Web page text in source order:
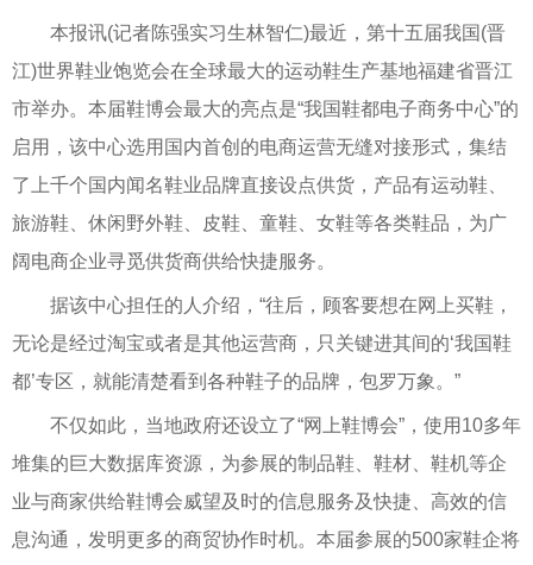
本报讯(记者陈强实习生林智仁)最近，第十五届我国(晋
江)世界鞋业饱览会在全球最大的运动鞋生产基地福建省晋江
市举办。本届鞋博会最大的亮点是“我国鞋都电子商务中心”的
启用，该中心选用国内首创的电商运营无缝对接形式，集结
了上千个国内闻名鞋业品牌直接设点供货，产品有运动鞋、
旅游鞋、休闲野外鞋、皮鞋、童鞋、女鞋等各类鞋品，为广
阔电商企业寻觅供货商供给快捷服务。
据该中心担任的人介绍，“往后，顾客要想在网上买鞋，
无论是经过淘宝或者是其他运营商，只关键进其间的‘我国鞋
都’专区，就能清楚看到各种鞋子的品牌，包罗万象。”
不仅如此，当地政府还设立了“网上鞋博会”，使用10多年
堆集的巨大数据库资源，为参展的制品鞋、鞋材、鞋机等企
业与商家供给鞋博会威望及时的信息服务及快捷、高效的信
息沟通，发明更多的商贸协作时机。本届参展的500家鞋企将